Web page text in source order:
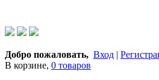
Добро пожаловать, Вход |
В корзине, 0 товаров